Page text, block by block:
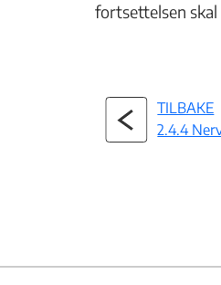
fortsettelsen
TILBAKE
2.4.4